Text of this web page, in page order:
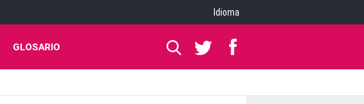
Idioma
GLOSARIO